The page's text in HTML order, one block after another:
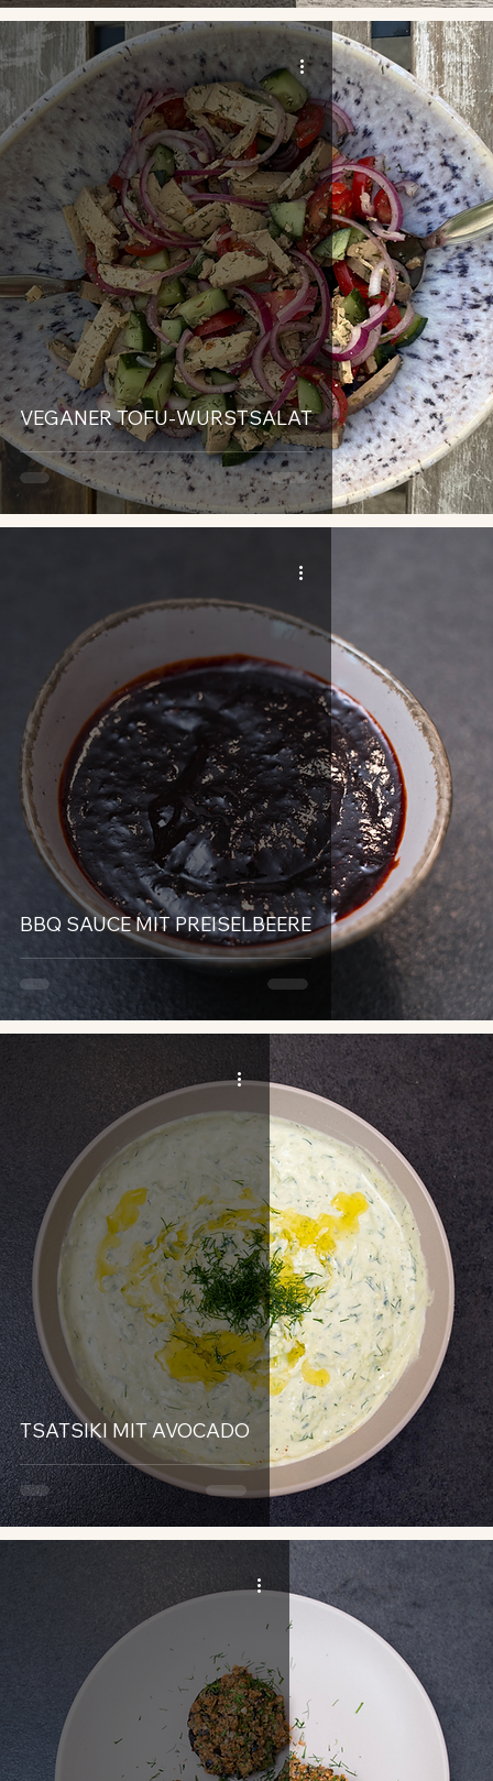
VEGANER TOFU-WURSTSALAT
BBQ SAUCE MIT PREISELBEERE
TSATSIKI MIT AVOCADO